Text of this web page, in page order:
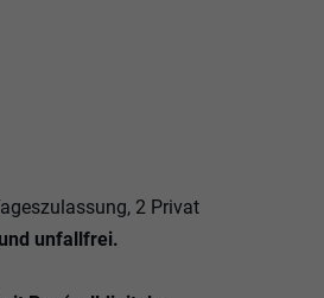
2 Privat
unfallfrei.